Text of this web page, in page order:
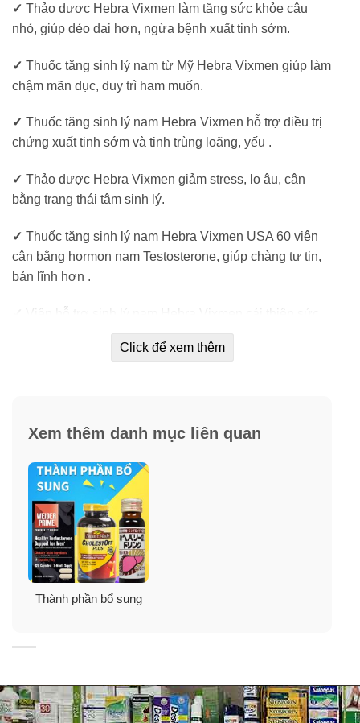
✓ Thảo dược Hebra Vixmen làm tăng sức khỏe cậu
nhỏ, giúp dẻo dai hơn, ngừa bệnh xuất tinh sớm.
✓ Thuốc tăng sinh lý nam từ Mỹ Hebra Vixmen giúp làm
chậm mãn dục, duy trì ham muốn.
✓ Thuốc tăng sinh lý nam Hebra Vixmen hỗ trợ điều trị
chứng xuất tinh sớm và tinh trùng loãng, yếu .
✓ Thảo dược Hebra Vixmen giảm stress, lo âu, cân
bằng trạng thái tâm sinh lý.
✓ Thuốc tăng sinh lý nam Hebra Vixmen USA 60 viên
cân bằng hormon nam Testosterone, giúp chàng tự tin,
bản lĩnh hơn .
khỏe tinh trùng, phòng chống vô sinh ở nam
cương cứng dễ dàng và lâu hơn.
Thuốc tăng sinh lý nam Hebra Vixmen USA 60 viên
được chiết xuất từ thảo dược quý tự nhiên, không tác
dụng phụ.
Thành phần thảo dược Hebra Vixmen
Panax Korea Ginseng (Hồng sâm Hàn Quốc), Zinc
Click để xem thêm
Xem thêm danh mục liên quan
Thành phần bổ sung